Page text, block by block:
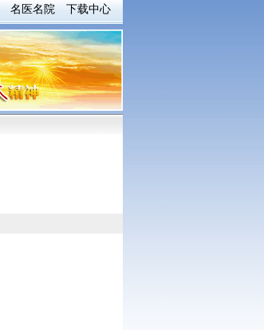
名医名院 下载中心